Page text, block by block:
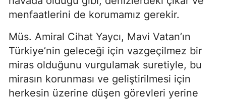
menfaatlerini de korumamız gerekir.
Müs. Amiral Cihat Yaycı, Mavi Vatan’ın
Türkiye’nin geleceği için vazgeçilmez bir
miras olduğunu vurgulamak suretiyle, bu
mirasın korunması ve geliştirilmesi için
herkesin üzerine düşen görevleri yerine